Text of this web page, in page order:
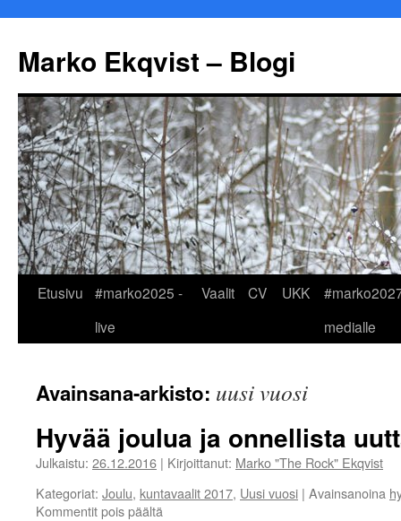
Marko Ekqvist – Blogi
Siirry
Etusivu
#marko2025 -
live
Vaalit CV UKK
medialle
Avainsana-arkisto: uusi vuosi
Hyvää joulua ja onnellista
Julkaistu: 26.12.2016 | Kirjoittanut: Marko "The Rock" Ekqvist
Kategoriat: Joulu, kuntavaalit 2017, Uusi vuosi | Avainsanoina
Kommentit pois päältä